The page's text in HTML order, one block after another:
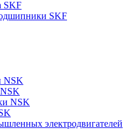
SKF
SKF
NSK
NSK
электродвигателей